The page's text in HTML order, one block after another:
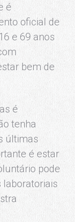
é
oficial de
e 69 anos
bem de
é
tenha
últimas
é estar
pode
laboratoriais